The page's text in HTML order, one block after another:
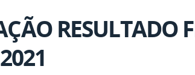
RESULTADO